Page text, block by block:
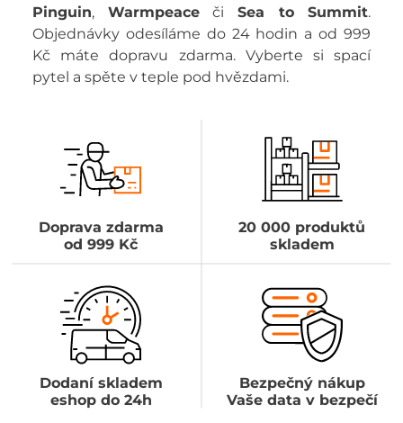
Pinguin, Warmpeaceči Sea to Summit.
Objednávky odesíláme do 24 hodin a od 999
Kč máte dopravu zdarma. Vyberte si spací
pytel a spěte v teple pod hvězdami.
Doprava zdarma
od 999 Kč
20 000 produktů
skladem
Dodaní skladem
eshop do 24h
Bezpečný nákup
Vaše data v bezpečí